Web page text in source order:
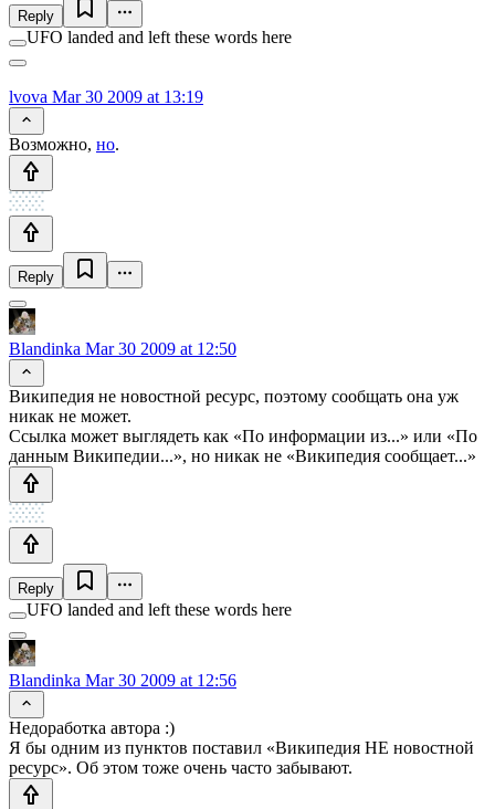
Reply
UFO landed and left these words here
lvova Mar 30 2009 at 13:19
Возможно, но.
Reply
Blandinka Mar 30 2009 at 12:50
Википедия не новостной ресурс, поэтому сообщать она уж
никак не может.
Ссылка может выглядеть как «По информации из...» или «По
данным Википедии...», но никак не «Википедия сообщает...»
Reply
UFO landed and left these words here
Blandinka Mar 30 2009 at 12:56
Недоработка автора :)
Я бы одним из пунктов поставил «Википедия НЕ новостной
ресурс». Об этом тоже очень часто забывают.